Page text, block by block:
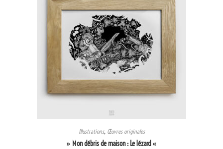
Illustrations, Œuvres originales
» Mon débris de maison : Le lézard «